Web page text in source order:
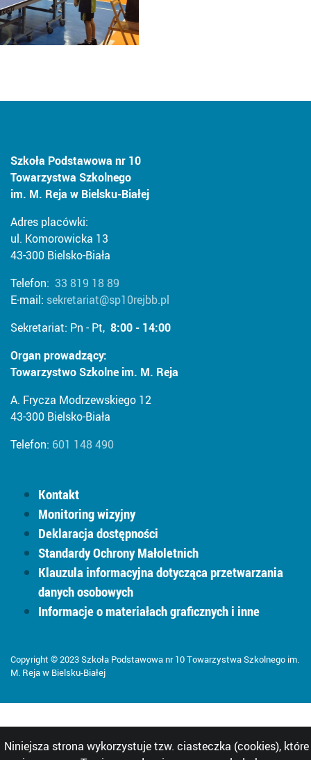
Szkoła Podstawowa nr 10
Towarzystwa Szkolnego
im. M. Reja w Bielsku-Białej
Adres placówki:
ul. Komorowicka 13
43-300 Bielsko-Biała
Telefon: 33 819 18 89
E-mail: sekretariat@sp10rejbb.pl
Sekretariat: Pn - Pt, 8:00 - 14:00
Organ prowadzący:
Towarzystwo Szkolne im. M. Reja
A. Frycza Modrzewskiego 12
43-300 Bielsko-Biała
Telefon: 601 148 490
Kontakt
Monitoring wizyjny
Deklaracja dostępności
Standardy Ochrony Małoletnich
Klauzula informacyjna dotycząca przetwarzania
danych osobowych
Informacje o materiałach graficznych i inne
Copyright © 2023 Szkoła Podstawowa nr 10 Towarzystwa Szkolnego im.
M. Reja w Bielsku-Białej
Niniejsza strona wykorzystuje tzw. ciasteczka (cookies),